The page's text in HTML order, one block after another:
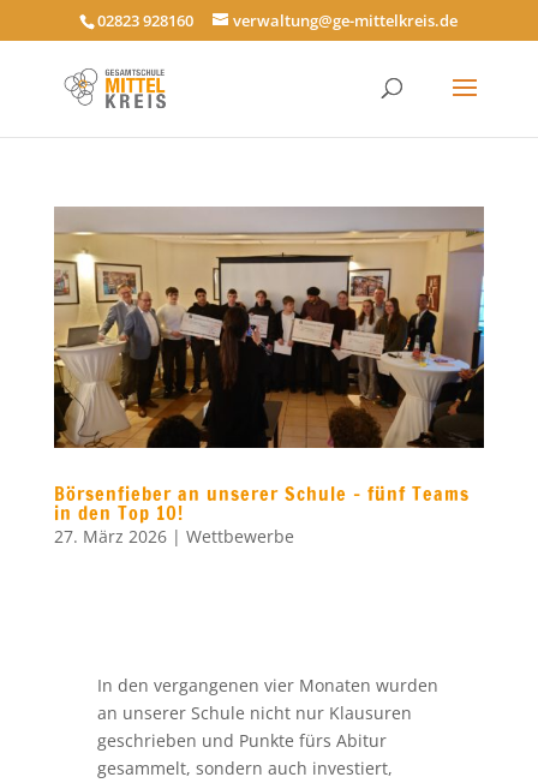
02823 928160 verwaltung@ge-mittelkreis.de
Börsenfieber an unserer Schule – fünf Teams
in den Top 10!
27. März 2026| Wettbewerbe
In den vergangenen vier Monaten wurden
an unserer Schule nicht nur Klausuren
geschrieben und Punkte fürs Abitur
gesammelt, sondern auch investiert,